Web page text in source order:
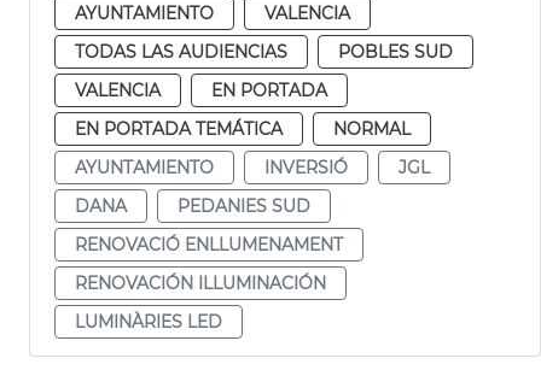
AYUNTAMIENTO
VALENCIA
TODAS LAS AUDIENCIAS
POBLES SUD
VALENCIA
EN PORTADA
EN PORTADA TEMÁTICA
NORMAL
AYUNTAMIENTO
INVERSIÓ
JGL
DANA
PEDANIES SUD
RENOVACIÓ ENLLUMENAMENT
RENOVACIÓN ILLUMINACIÓN
LUMINÀRIES LED